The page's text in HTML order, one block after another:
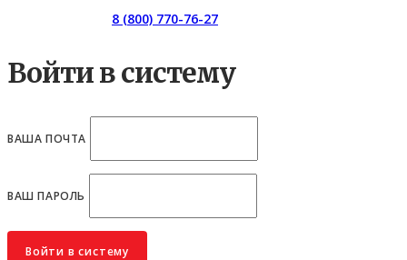
8 (800) 770-76-27
Войти в систему
ВАША ПОЧТА
ВАШ ПАРОЛЬ
Войти в систему